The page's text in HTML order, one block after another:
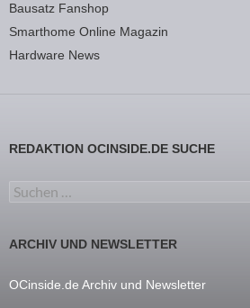
Bausatz Fanshop
Smarthome Online Magazin
Hardware News
REDAKTION OCINSIDE.DE SUCHE
Suchen nach:
ARCHIV UND NEWSLETTER
OCinside.de Archiv und Newsletter